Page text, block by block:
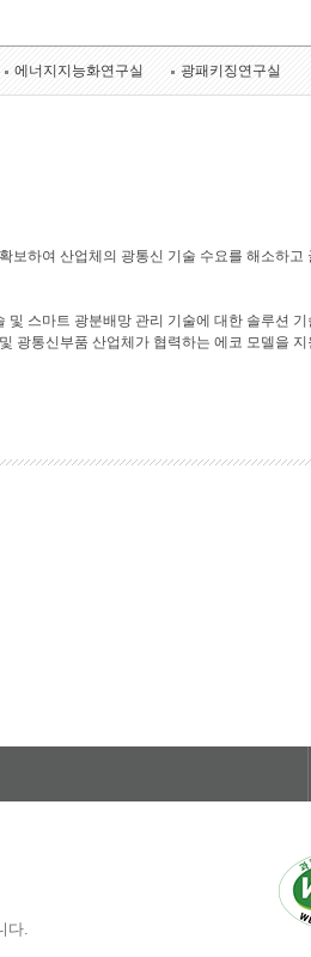
에너지지능화연구실 광패키징연구실
보하여 산업체의 광통신 기술 수요를 해소하
및 스마트 광분배망 관리 기술에 대한 솔루션
광통신부품 산업체가 협력하는 에코 모델을
다.